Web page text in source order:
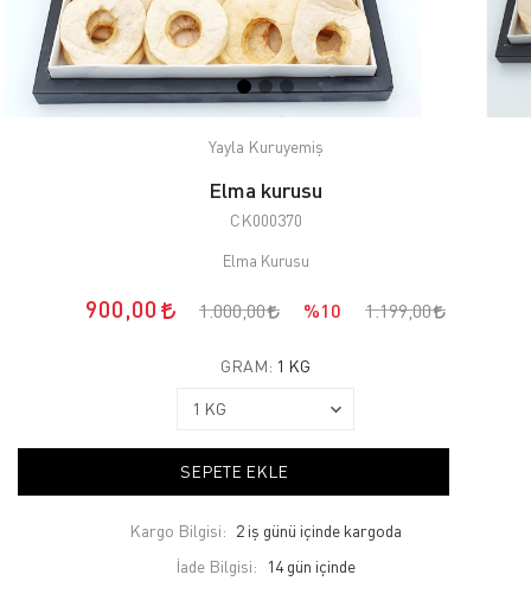
Yayla Kuruyemiş
Elma kurusu
CK000370
Elma Kurusu
900,00 1.000,00 %10 1.199,00
GRAM: 1 KG
SEPETE EKLE
Kargo Bilgisi: 2 iş günü içinde kargoda
İade Bilgisi: